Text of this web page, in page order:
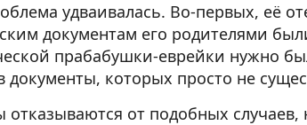
удваивалась. Во-первых, её
документам его родителями
прабабушки-еврейки нужно
документы, которых просто не
отказываются от подобных